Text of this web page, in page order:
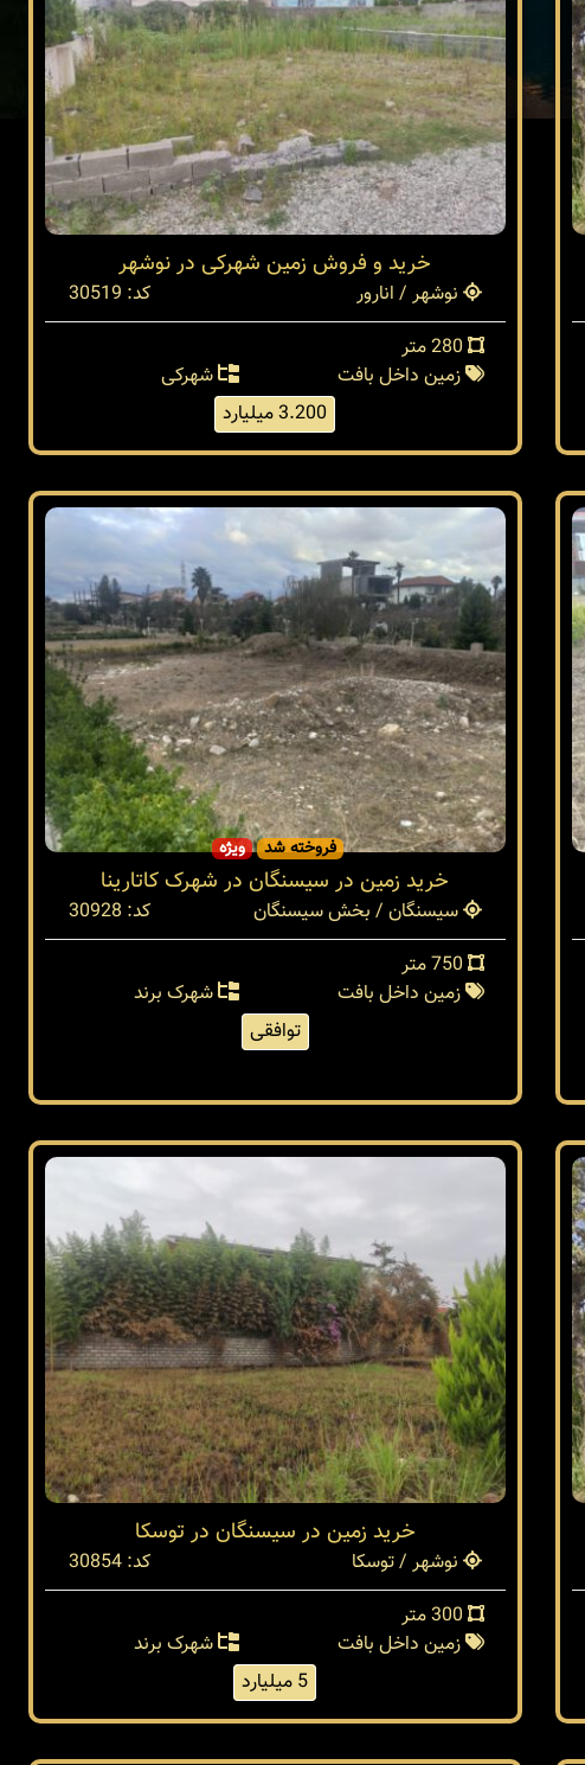
خرید و فروش زمین شهرکی در نوشهر
نوشهر / انارور
کد: 30519
زمین داخل بافت
شهرکی
3.200 میلیارد
فروخته شد ویژه
خرید زمین در سیسنگان در شهرک کاتارینا
سیسنگان / بخش سیسنگان
کد: 30928
زمین داخل بافت
شهرک برند
توافقی
خرید زمین در سیسنگان در توسکا
نوشهر / توسکا
کد: 30854
زمین داخل بافت
شهرک برند
5 میلیارد